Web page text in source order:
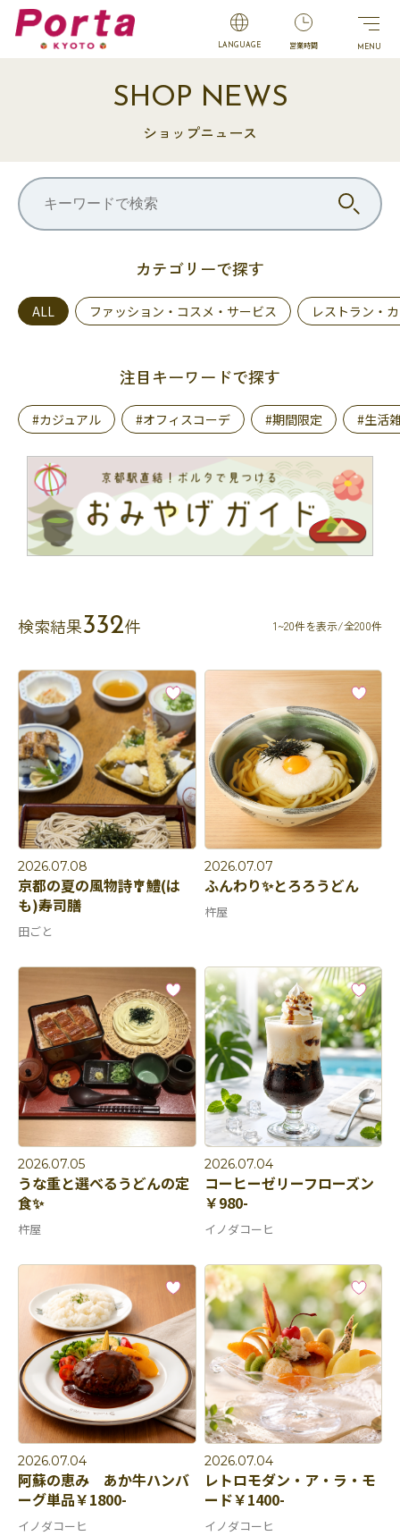
LANGUAGE 営業時間
SHOP NEWS
ショップニュース
カテゴリーで探す
ALL ファッション・コスメ・サービス レストラン・
注目キーワードで探す
#カジュアル #オフィスコーデ #期間限定 #生活
検索結果332件 1~20件を表示/全200件
2026.07.08
京都の夏の風物詩🎐鱧(は
も)寿司膳
田ごと
2026.07.07
ふんわり✨とろろうどん
杵屋
2026.07.05
うな重と選べるうどんの定
食✨
杵屋
2026.07.04
コーヒーゼリーフローズン
￥980-
イノダコーヒ
2026.07.04
阿蘇の恵み あか牛ハンバ
ーグ単品￥1800-
イノダコーヒ
2026.07.04
レトロモダン・ア・ラ・モ
ード￥1400-
イノダコーヒ